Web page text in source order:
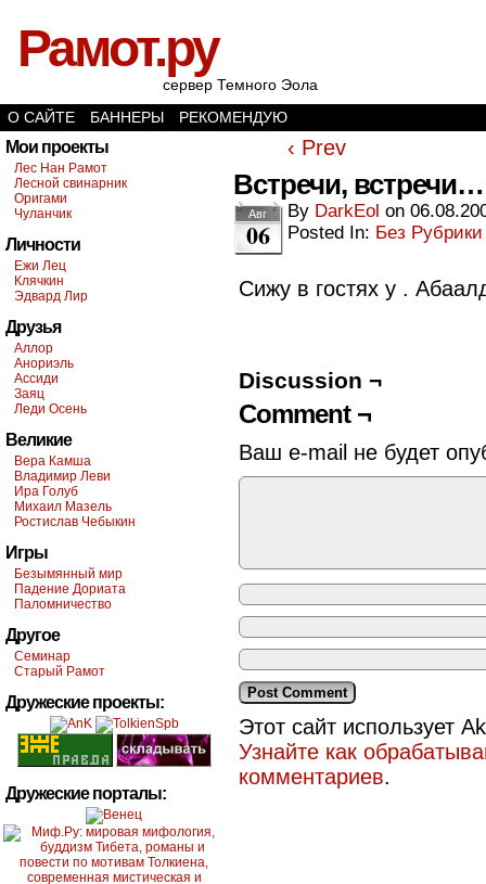
Рамот.ру
сервер Темного Эола
О САЙТЕ
БАННЕРЫ РЕКОМЕНДУЮ
Мои проекты
Лес Нан Рамот
Лесной свинарник
Оригами
Чуланчик
Личности
Ежи Лец
Клячкин
Эдвард Лир
Друзья
Аллор
Анориэль
Ассиди
Заяц
Леди Осень
Великие
Вера Камша
Владимир Леви
Ира Голуб
Михаил Мазель
Ростислав Чебыкин
Игры
Безымянный мир
Падение Дориата
Паломничество
Другое
Семинар
Старый Рамот
Дружеские проекты:
Дружеские порталы:
‹ Prev
Встречи, встречи…
Авг
06
By DarkEol on
Posted In: Без Рубрики
Сижу в гостях у .
Discussion ¬
Comment ¬
Ваш e-mail не будет
Этот сайт использует
Узнайте как
комментариев.